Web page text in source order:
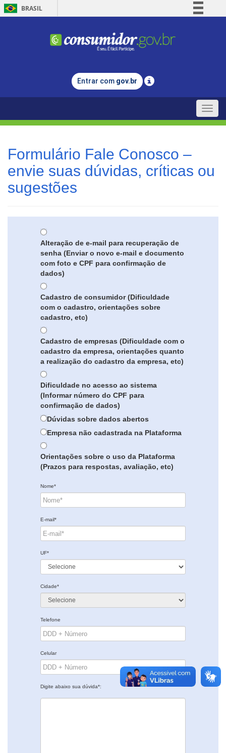
BRASIL
Comunica BR
Legislação
Entrar com gov.br
Toggle
Formulário Fale Conosco –
envie suas dúvidas, críticas ou
sugestões
Alteração de e-mail para recuperação de
senha (Enviar o novo e-mail e documento
com foto e CPF para confirmação de
dados)
Cadastro de consumidor (Dificuldade
com o cadastro, orientações sobre
cadastro, etc)
Cadastro de empresas (Dificuldade com o
cadastro da empresa, orientações quanto
a realização do cadastro da empresa, etc)
Dificuldade no acesso ao sistema
(Informar número do CPF para
confirmação de dados)
Dúvidas sobre dados abertos
Empresa não cadastrada na Plataforma
Orientações sobre o uso da Plataforma
(Prazos para respostas, avaliação, etc)
Nome*
E-mail*
UF*
Cidade*
Telefone
Celular
Digite abaixo sua dúvida*: